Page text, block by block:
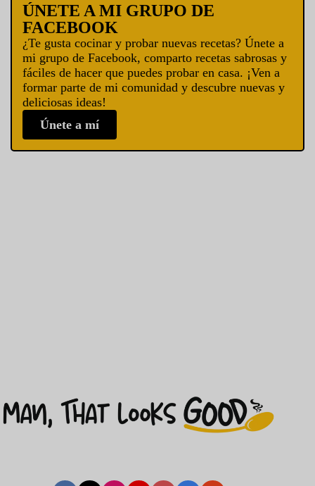
ÚNETE A MI GRUPO DE
FACEBOOK
¿Te gusta cocinar y probar nuevas recetas? Únete a
mi grupo de Facebook, comparto recetas sabrosas y
fáciles de hacer que puedes probar en casa. ¡Ven a
formar parte de mi comunidad y descubre nuevas y
deliciosas ideas!
Únete a mí